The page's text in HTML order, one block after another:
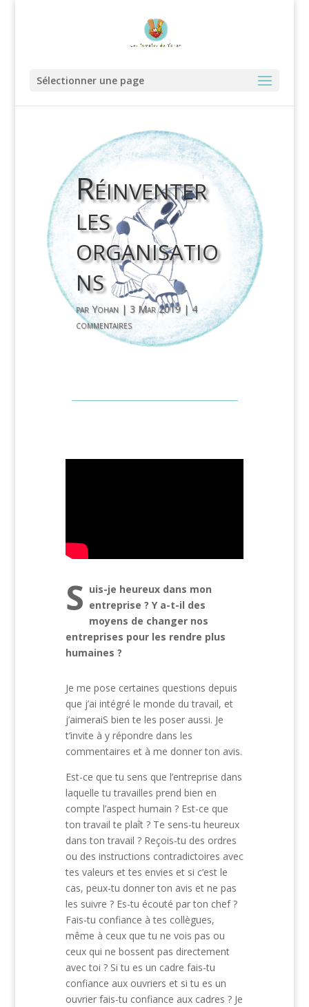
Sélectionner une page
Réinventer
les
organisatio
ns
parYohan | 3 Mar 2019 |4
commentaires
S uis-je heureux dans mon
entreprise ? Y a-t-il des
moyens de changer nos
entreprises pour les rendre plus
humaines ?
Je me pose certaines questions depuis
que j’ai intégré le monde du travail, et
j’aimeraiS bien te les poser aussi. Je
t’invite à y répondre dans les
commentaires et à me donner ton avis.
Est-ce que tu sens que l’entreprise dans
laquelle tu travailles prend bien en
compte l’aspect humain ? Est-ce que
ton travail te plaît ? Te sens-tu heureux
dans ton travail ? Reçois-tu des ordres
ou des instructions contradictoires avec
tes valeurs et tes envies et si c’est le
cas, peux-tu donner ton avis et ne pas
les suivre ? Es-tu écouté par ton chef ?
Fais-tu confiance à tes collègues,
même à ceux que tu ne vois pas ou
ceux qui ne bossent pas directement
avec toi ? Si tu es un cadre fais-tu
confiance aux ouvriers et si tu es un
ouvrier fais-tu confiance aux cadres ? Je